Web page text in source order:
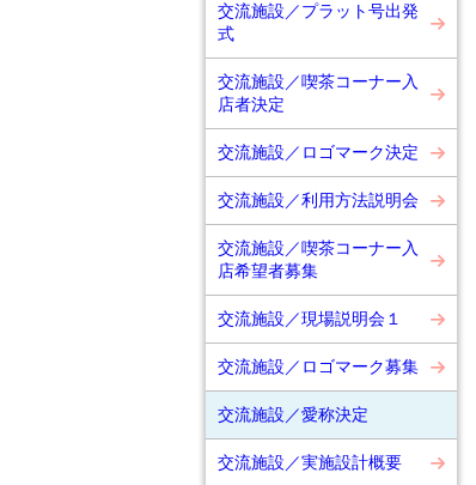
交流施設／プラット号出発
式
交流施設／喫茶コーナー入
店者決定
交流施設／ロゴマーク決定
交流施設／利用方法説明会
交流施設／喫茶コーナー入
店希望者募集
交流施設／現場説明会１
交流施設／ロゴマーク募集
交流施設／愛称決定
交流施設／実施設計概要